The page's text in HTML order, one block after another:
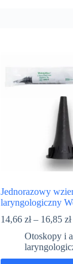
Jednorazowy
laryngologiczny
14,66 zł – 16,85 zł
Otoskopy i